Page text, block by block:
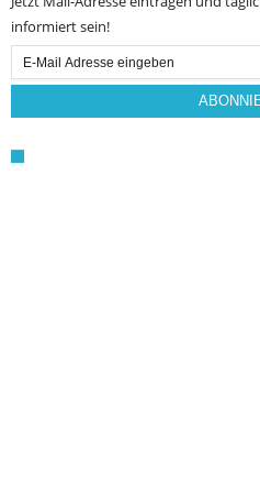
informiert sein!
Email
Subscription